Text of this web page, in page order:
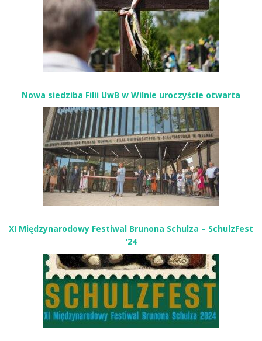
Nowa siedziba Filii UwB w Wilnie uroczyście otwarta
XI Międzynarodowy Festiwal Brunona Schulza – SchulzFest
‘24